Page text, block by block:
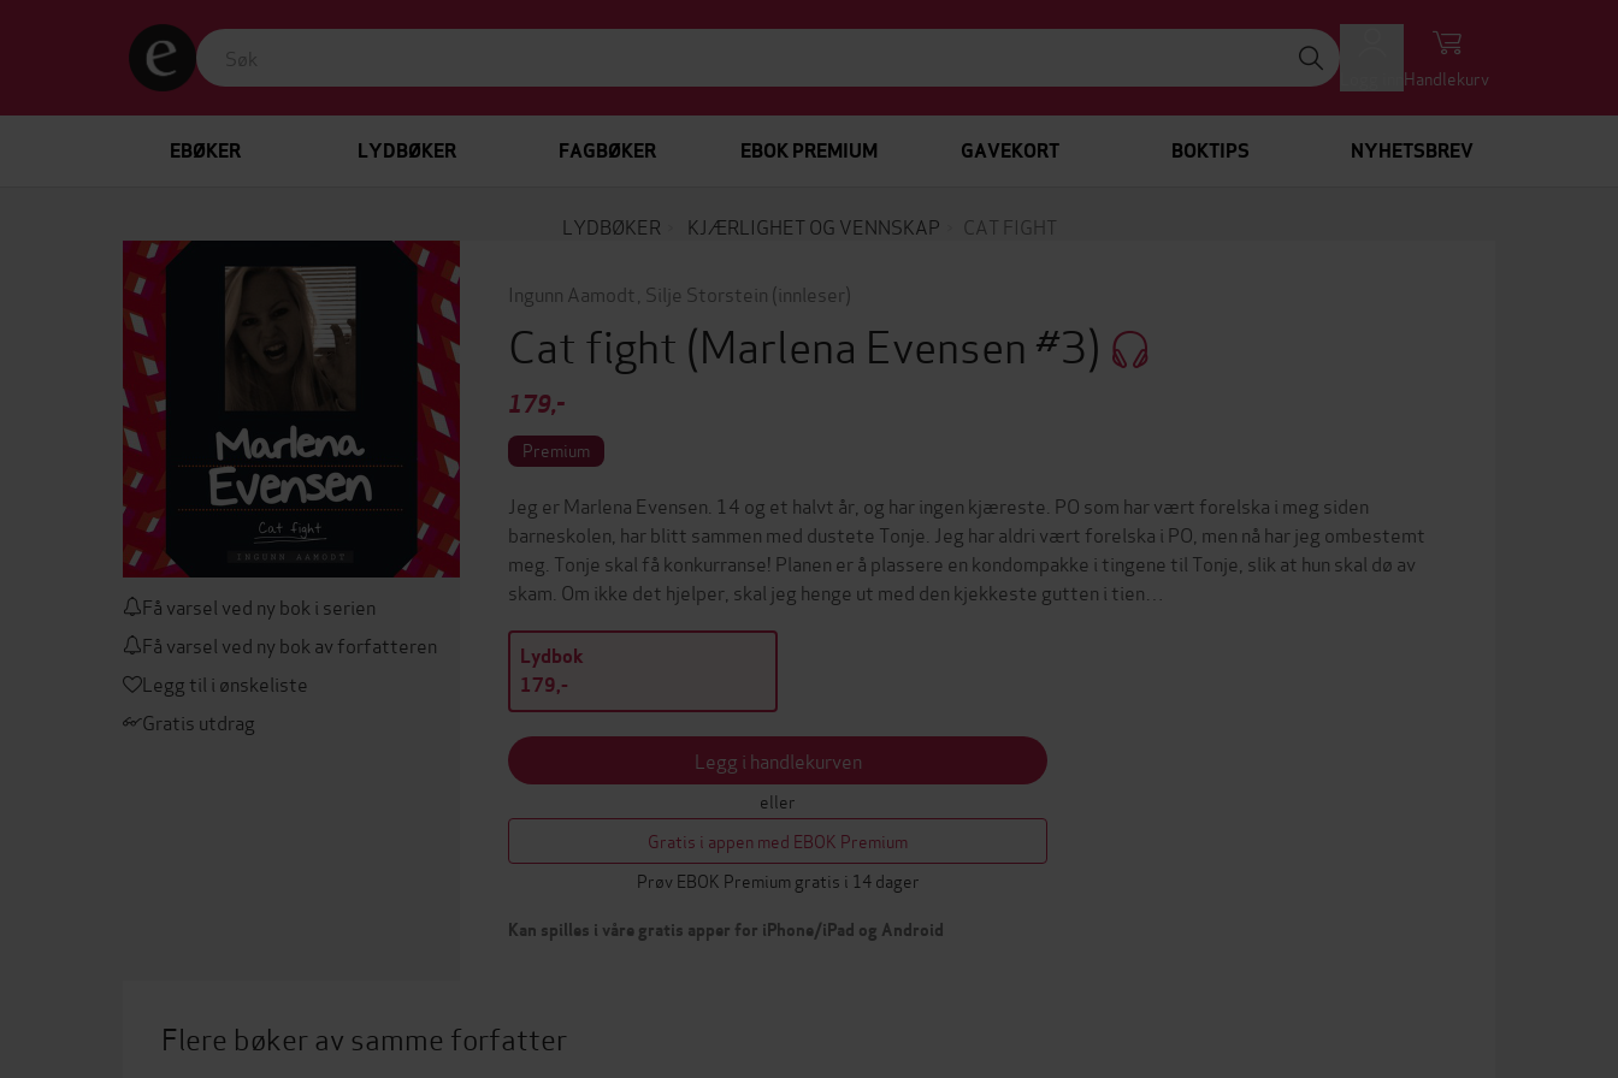
Handlekurv
EBØKER LYDBØKER FAGBØKER EBOK PREMIUM GAVEKORT BOKTIPS NYHETSBREV
LYDBØKER KJÆRLIGHET OG VENNSKAP CAT FIGHT
Få varsel ved ny bok i serien
Få varsel ved ny bok av forfatteren
Legg til i ønskeliste
Gratis utdrag
Ingunn Aamodt Silje Storstein (innleser)
Cat fight (Marlena Evensen #3)
179,-
Premium
Jeg er Marlena Evensen. 14 og et halvt år, og har ingen kjæreste. PO som har vært forelska i meg siden
barneskolen, har blitt sammen med dustete Tonje. Jeg har aldri vært forelska i PO, men nå har jeg ombestemt
meg. Tonje skal få konkurranse! Planen er å plassere en kondompakke i tingene til Tonje, slik at hun skal dø av
skam. Om ikke det hjelper, skal jeg henge ut med den kjekkeste gutten i tien…
Lydbok
179,-
Legg i handlekurven
eller
Gratis i appen med EBOK Premium
Prøv EBOK Premium gratis i 14 dager
Kan spilles i våre gratis apper for iPhone/iPad og Android
Flere bøker av samme forfatter